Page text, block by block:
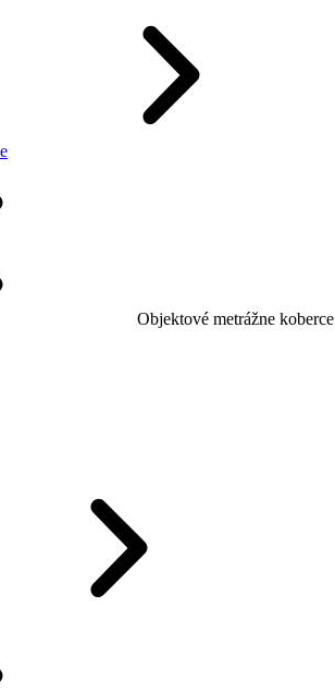
Objektové metrážne koberce